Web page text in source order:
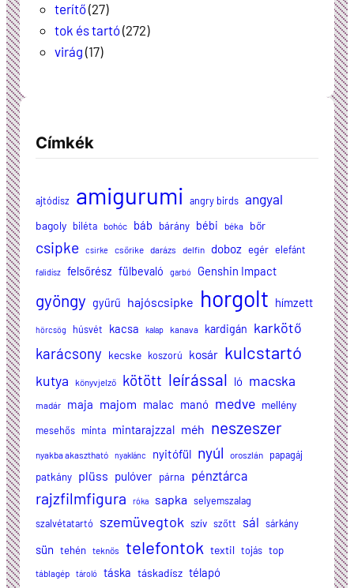
terítő(27)
tok és tartó(272)
virág (17)
Címkék
ajtódísz amigurumi angry birds angyal
bagoly biléta bohóc báb bárány bébi béka bőr
csipke csirke csőrike darázs delfin doboz egér elefánt
falidísz felsőrész fülbevaló garbó Genshin Impact
gyöngy gyűrű hajóscsipke horgolt hímzett
hörcsög húsvét kacsa kalap kanava kardigán karkötő
karácsony kecske koszorú kosár kulcstartó
kutya könyvjelző kötött leírással ló macska
madár maja majom malac manó medve mellény
mesehős minta mintarajzzal méh neszeszer
nyakba akasztható nyaklánc nyitófül nyúl oroszlán
papagáj
patkány plüss pulóver párna pénztárca
rajzfilmfigura róka sapka selyemszalag
szalvétatartó
szemüvegtok szív szőtt sál sárkány
sün tehén teknős telefontok textil tojás top
táblagép tároló táska táskadísz télapó